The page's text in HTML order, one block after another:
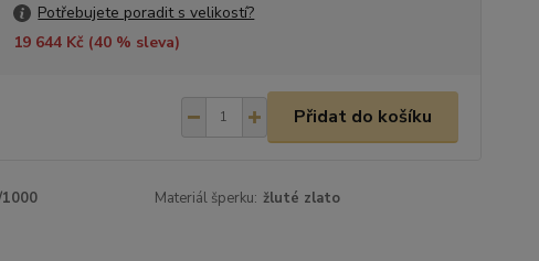
Potřebujete poradit s velikostí?
19 644 Kč (40% sleva)
Přidat do košíku
Materiál šperku: žluté zlato